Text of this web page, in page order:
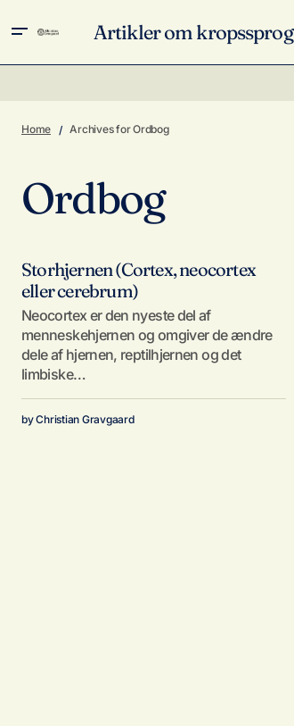
Artikler om kropssprog
Home Archives for Ordbog
Ordbog
Storhjernen (Cortex, neocortex
eller cerebrum)
Neocortex er den nyeste del af
menneskehjernen og omgiver de ændre
dele af hjernen, reptilhjernen og det
limbiske…
byChristian Gravgaard